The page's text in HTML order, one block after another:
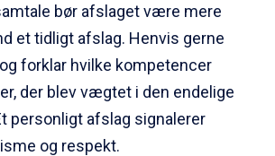
bør afslaget være mere
et tidligt afslag. Henvis gerne
forklar hvilke kompetencer
der blev vægtet i den endelige
personligt afslag signalerer
og respekt.